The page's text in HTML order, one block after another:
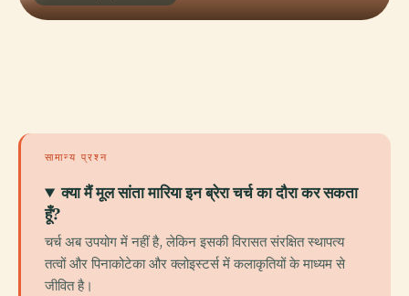
सामान्य प्रश्न
क्या मैं मूल सांता मारिया इन ब्रेरा चर्च का दौरा कर सकता
हूँ?
चर्च अब उपयोग में नहीं है, लेकिन इसकी विरासत संरक्षित स्थापत्य
तत्वों और पिनाकोटेका और क्लोइस्टर्स में कलाकृतियों के माध्यम से
जीवित है।